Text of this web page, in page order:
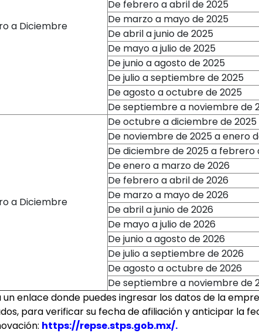
a Diciembre
De febrero a abril de 2025
De marzo a mayo de 2025
De abril a junio de 2025
De mayo a julio de 2025
De junio a agosto de 2025
De julio a septiembre de 2025
De agosto a octubre de 2025
De septiembre a noviembre de
a Diciembre
De octubre a diciembre de 2025
De noviembre de 2025 a enero
De diciembre de 2025 a febrero
De enero a marzo de 2026
De febrero a abril de 2026
De marzo a mayo de 2026
De abril a junio de 2026
De mayo a julio de 2026
De junio a agosto de 2026
De julio a septiembre de 2026
De agosto a octubre de 2026
De septiembre a noviembre de
enlace donde puedes ingresar los datos de la
para verificar su fecha de afiliación y anticipar la
https://repse.stps.gob.mx/.